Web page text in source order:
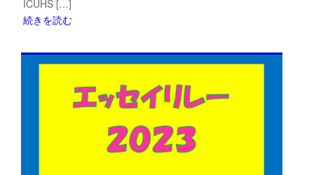
ICUHS […]
続きを読む